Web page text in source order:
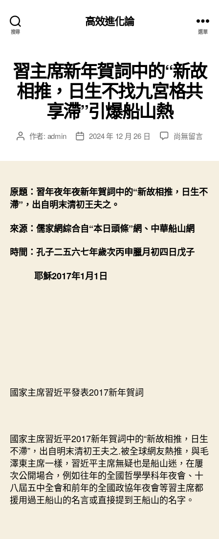
搜尋
高效進化論
選單
習主席新年賀詞中的“新故
相推，日生不找九宮格共
享滯”引爆船山熱
文 作者: admin
文
期
2024 年 12 月 26 日
在
年
的
故
熱〉
中
尚無留言
原題：習年夜年夜新年賀詞中的“新故相推，日生不
滯”，出自明末清初王夫之。
來源：儒家網綜合自“本日頭條”網、中華船山網
時間：孔子二五六七年歲次丙申臘月初四日戊子
耶穌2017年1月1日
國家主席習近平發表2017新年賀詞
國家主席習近平2017新年賀詞中的“新故相推，日生
不滯”，出自明末清初王夫之.被全球網友熱推，與毛
澤東主席一樣，習近平主席無疑也是船山迷，在屢
次公開場合，例如往年的全國哲學學科年夜會、十
八屆五中全會和前年的全國政協年夜會等習主席都
援用過王船山的名言或直接提到王船山的名字。